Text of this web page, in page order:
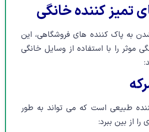
تمیز کننده خانگی
به پاک کننده های فروشگاهی، این
موثر را با استفاده از وسایل خانگی
طبیعی است که می تواند به طور
از بین ببرد: